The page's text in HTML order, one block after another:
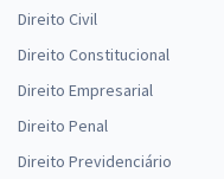
Direito Civil
Direito Constitucional
Direito Empresarial
Direito Penal
Direito Previdenciário